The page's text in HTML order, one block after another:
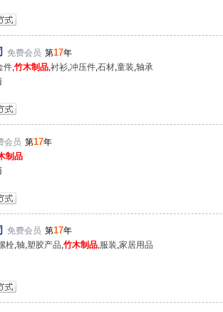
免费会员 第17年
件,竹木制品,衬衫,冲压件,石材,童装,轴承
会员 第17年
制品
免费会员 第17年
栓,轴,塑胶产品,竹木制品,服装,家居用品